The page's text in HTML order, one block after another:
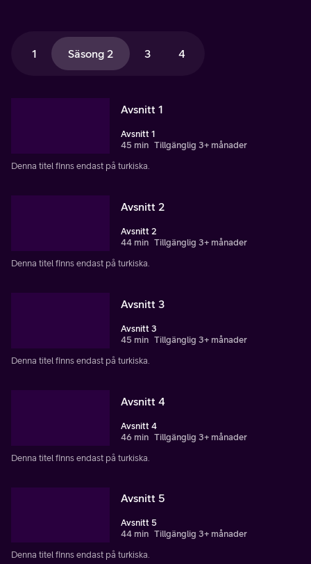
1 Säsong 2 3 4
Avsnitt 1
Avsnitt 1
45 min Tillgänglig 3+ månader
Denna titel finns endast på turkiska.
Avsnitt 2
Avsnitt 2
44 min Tillgänglig 3+ månader
Denna titel finns endast på turkiska.
Avsnitt 3
Avsnitt 3
45 min Tillgänglig 3+ månader
Denna titel finns endast på turkiska.
Avsnitt 4
Avsnitt 4
46 min Tillgänglig 3+ månader
Denna titel finns endast på turkiska.
Avsnitt 5
Avsnitt 5
44 min Tillgänglig 3+ månader
Denna titel finns endast på turkiska.